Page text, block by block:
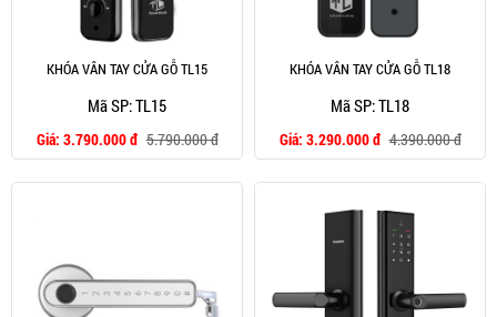
KHÓA VÂN TAY CỬA GỖ TL15
Mã SP: TL15
Giá: 3.790.000 đ 5.790.000 đ
KHÓA VÂN TAY CỬA GỖ TL18
Mã SP: TL18
Giá: 3.290.000 đ 4.390.000 đ